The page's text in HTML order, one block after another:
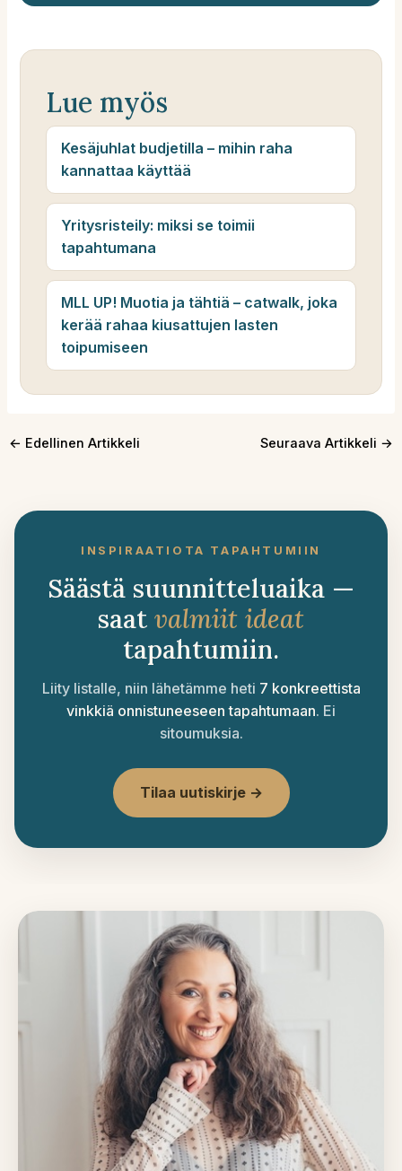
Lue myös
Kesäjuhlat budjetilla – mihin raha
kannattaa käyttää
Yritysristeily: miksi se toimii
tapahtumana
MLL UP! Muotia ja tähtiä – catwalk, joka
kerää rahaa kiusattujen lasten
toipumiseen
← Edellinen Artikkeli Seuraava Artikkeli →
INSPIRAATIOTA TAPAHTUMIIN
Säästä suunnitteluaika —
saat valmiit ideat
tapahtumiin.
Liity listalle, niin lähetämme heti 7 konkreettista
vinkkiä onnistuneeseen tapahtumaan. Ei
sitoumuksia.
Tilaa uutiskirje →